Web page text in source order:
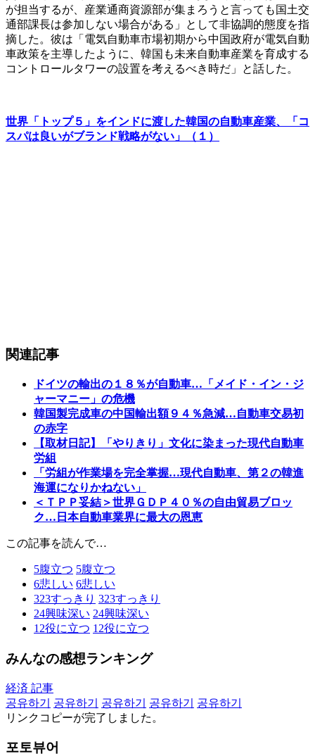
が担当するが、産業通商資源部が集まろうと言っても国土交
通部課長は参加しない場合がある」として非協調的態度を指
摘した。彼は「電気自動車市場初期から中国政府が電気自動
車政策を主導したように、韓国も未来自動車産業を育成する
コントロールタワーの設置を考えるべき時だ」と話した。
世界「トップ５」をインドに渡した韓国の自動車産業、「コ
スパは良いがブランド戦略がない」（１）
関連記事
ドイツの輸出の１８％が自動車…「メイド・イン・ジ
ャーマニー」の危機
韓国製完成車の中国輸出額９４％急減…自動車交易初
の赤字
【取材日記】「やりきり」文化に染まった現代自動車
労組
「労組が作業場を完全掌握…現代自動車、第２の韓進
海運になりかねない」
＜ＴＰＰ妥結＞世界ＧＤＰ４０％の自由貿易ブロッ
ク…日本自動車業界に最大の恩恵
この記事を読んで…
5腹立つ 5腹立つ
6悲しい 6悲しい
323すっきり 323すっきり
24興味深い 24興味深い
12役に立つ 12役に立つ
みんなの感想ランキング
経済 記事
공유하기
공유하기 공유하기 공유하기
공유하기
リンクコピーが完了しました。
포토뷰어